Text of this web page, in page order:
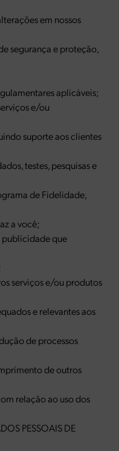
em nossos
segurança e proteção,
aplicáveis;
e/ou
suporte aos clientes
testes, pesquisas e
de Fidelidade,
a você;
publicidade que
serviços e/ou produtos
e relevantes aos
de processos
de outros
relação ao uso dos
PESSOAIS DE